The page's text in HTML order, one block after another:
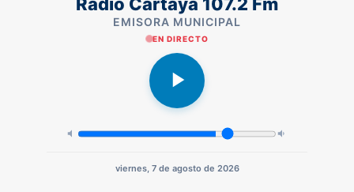
EMISORA MUNICIPAL
EN DIRECTO
viernes, 7 de agosto de 2026